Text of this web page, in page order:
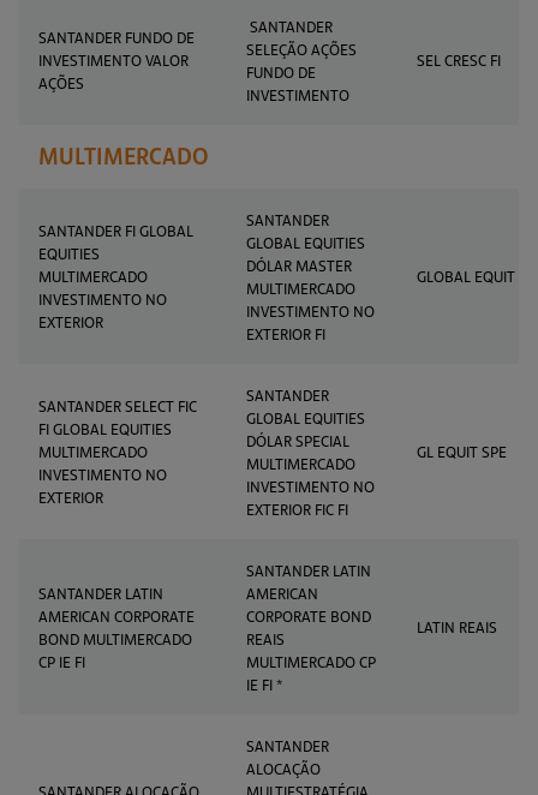
SANTANDER FUNDO DE
INVESTIMENTO VALOR
AÇÕES
SANTANDER
SELEÇÃO AÇÕES
FUNDO DE
INVESTIMENTO
SEL CRESC FI
MULTIMERCADO
SANTANDER FI GLOBAL
EQUITIES
MULTIMERCADO
INVESTIMENTO NO
EXTERIOR
SANTANDER
GLOBAL EQUITIES
DÓLAR MASTER
MULTIMERCADO
INVESTIMENTO NO
EXTERIOR FI
GLOBAL EQUIT
SANTANDER SELECT FIC
FI GLOBAL EQUITIES
MULTIMERCADO
INVESTIMENTO NO
EXTERIOR
SANTANDER
GLOBAL EQUITIES
DÓLAR SPECIAL
MULTIMERCADO
INVESTIMENTO NO
EXTERIOR FIC FI
GL EQUIT SPE
SANTANDER LATIN
AMERICAN CORPORATE
BOND MULTIMERCADO
CP IE FI
SANTANDER LATIN
AMERICAN
CORPORATE BOND
REAIS
MULTIMERCADO CP
IE FI *
LATIN REAIS
SANTANDER
ALOCAÇÃO